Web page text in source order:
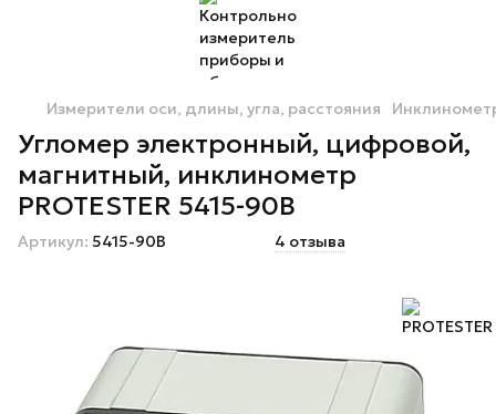
Измерители оси, длины, угла, расстояния
Угломер электронный, цифровой,
магнитный, инклинометр
PROTESTER 5415-90B
Артикул: 5415-90B 4 отзыва